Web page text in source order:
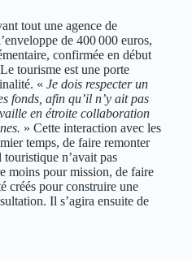
tout une agence de
de 400 000 euros,
confirmée en début
tourisme est une porte
« Je dois respecter un
fonds, afin qu’il n’y ait pas
en étroite collaboration
» Cette interaction avec les
temps, de faire remonter
n’avait pas
moins pour mission, de faire
créés pour construire une
Il s’agira ensuite de